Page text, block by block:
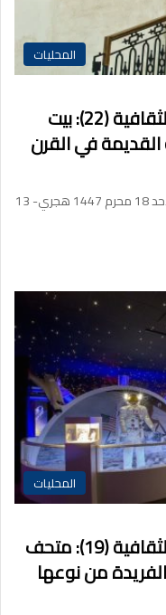
المحليات
مبادرة الوفاق| معالم الكويت الثقافية (22): بيت
القديمة في القرن
جريدة الوفاق – السنة الثانية (العدد 328) – الأحد 18 محرم 1447 هجري- 13
المحليات
مبادرة الوفاق| معالم الكويت الثقافية (19): متحف
من نوعها